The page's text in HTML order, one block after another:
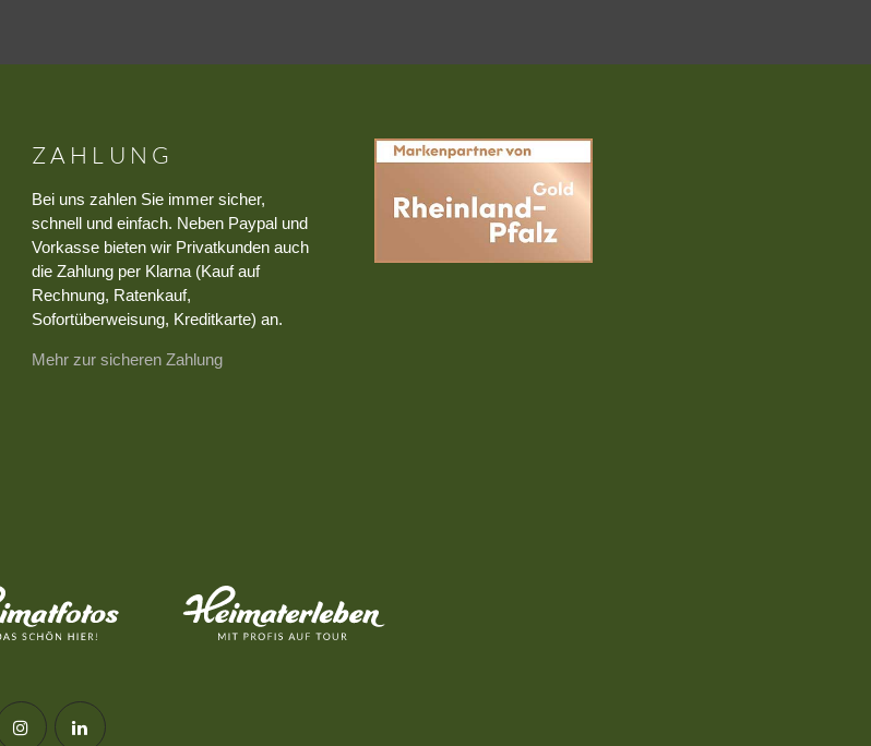
ZAHLUNG
Bei uns zahlen Sie immer sicher,
schnell und einfach. Neben Paypal und
Vorkasse bieten wir Privatkunden auch
die Zahlung per Klarna (Kauf auf
Rechnung, Ratenkauf,
Sofortüberweisung, Kreditkarte) an.
Mehr zur sicheren Zahlung